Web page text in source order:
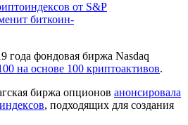
от S&P
биткоин-
года фондовая биржа Nasdaq
на основе 100 криптоактивов.
биржа опционов анонсировала
, подходящих для создания